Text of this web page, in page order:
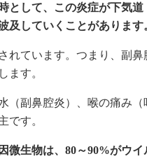
として、この炎症が下気道
及していくことがあります
れています。つまり、副
ます。
（副鼻腔炎）、喉の痛み（
です。
微生物は、80～90%がウ